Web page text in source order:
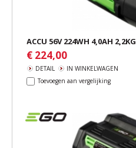
ACCU 56V 224WH 4,0AH 2,2KG
€ 224,00
DETAIL
IN WINKELWAGEN
Toevoegen aan vergelijking